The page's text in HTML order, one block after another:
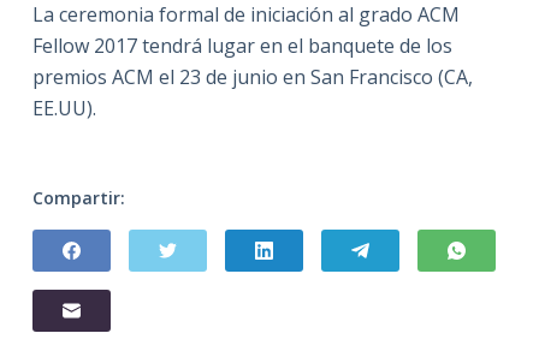
La ceremonia formal de iniciación al grado ACM
Fellow 2017 tendrá lugar en el banquete de los
premios ACM el 23 de junio en San Francisco (CA,
EE.UU).
Compartir: